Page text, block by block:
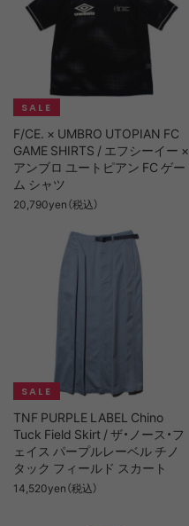
F/CE. × UMBRO UTOPIAN FC
GAME SHIRTS / エフシーイー ×
アンブロ ユートピアン FC ゲー
ム シャツ
20,790yen（税込）
TNF PURPLE LABEL Chino
Tuck Field Skirt / ザ・ノース・フ
ェイス パープルレーベル チノ
タック フィールド スカート
14,520yen（税込）